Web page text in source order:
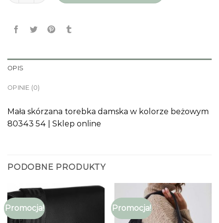
OPIS
OPINIE (0)
Mała skórzana torebka damska w kolorze beżowym
80343 54 | Sklep online
PODOBNE PRODUKTY
Promocja! Promocja!